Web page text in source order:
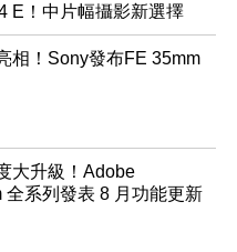
E！中片幅攝影新選擇
相！Sony發布FE 35mm
大升級！Adobe
全系列發表 8 月功能更新